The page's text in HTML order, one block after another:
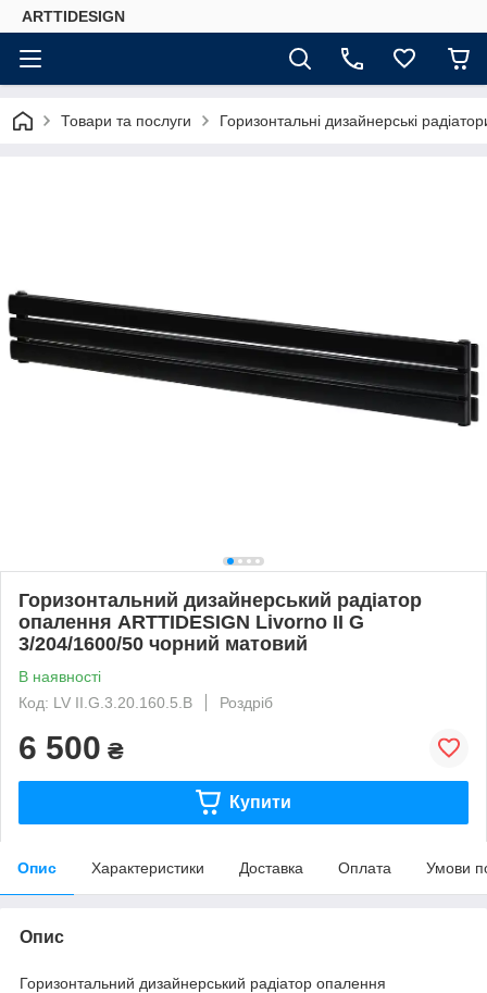
ARTTIDESIGN
Товари та послуги Горизонтальні дизайнерські
Горизонтальний дизайнерський радіатор
опалення ARTTIDESIGN Livorno ІІ G
3/204/1600/50 чорний матовий
В наявності
Код: LV II.G.3.20.160.5.B
Роздріб
6 500 ₴
Купити
Опис Характеристики Доставка Оплата Умови
Опис
Горизонтальний дизайнерський радіатор опалення